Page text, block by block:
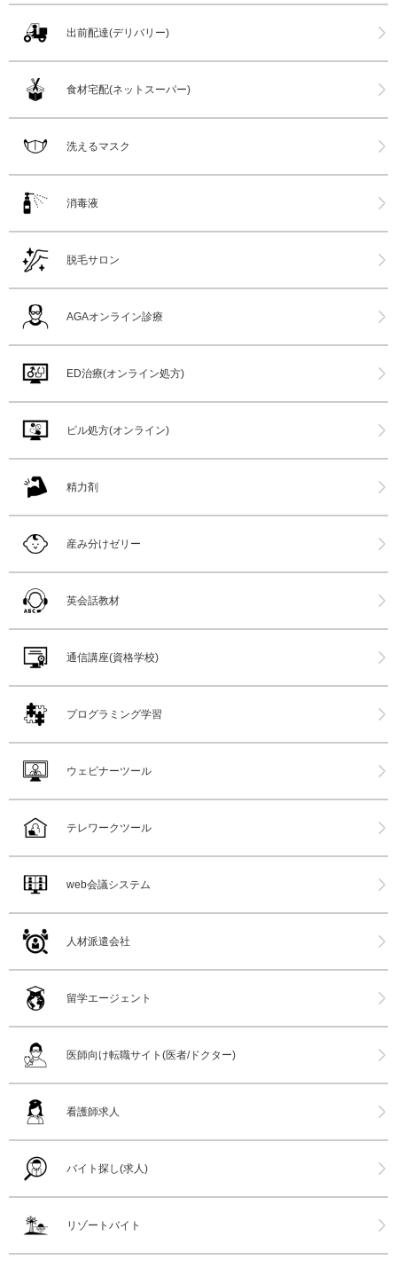
出前配達(デリバリー)
食材宅配(ネットスーパー)
洗えるマスク
消毒液
脱毛サロン
AGAオンライン診療
ED治療(オンライン処方)
ピル処方(オンライン)
精力剤
産み分けゼリー
英会話教材
通信講座(資格学校)
プログラミング学習
ウェビナーツール
テレワークツール
web会議システム
人材派遣会社
留学エージェント
医師向け転職サイト(医者/ドクター)
看護師求人
バイト探し(求人)
リゾートバイト